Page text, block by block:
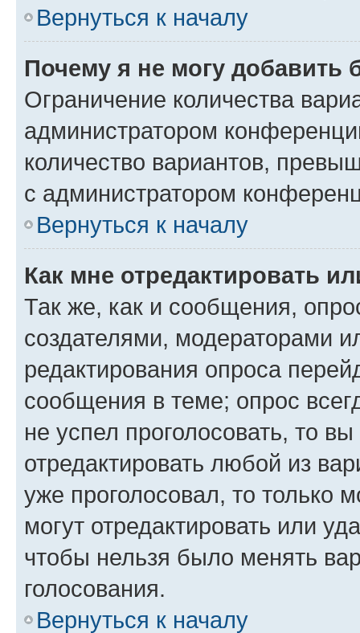
Вернуться к началу
Почему я не могу добавить
Ограничение количества
администратором
количество вариантов,
с администратором
Вернуться к началу
Как мне отредактировать
Так же, как и сообщения,
создателями, модераторами
редактирования опроса
сообщения в теме; опрос
не успел проголосовать, то
отредактировать любой из
уже проголосовал, то только
могут отредактировать или
чтобы нельзя было менять
голосования.
Вернуться к началу